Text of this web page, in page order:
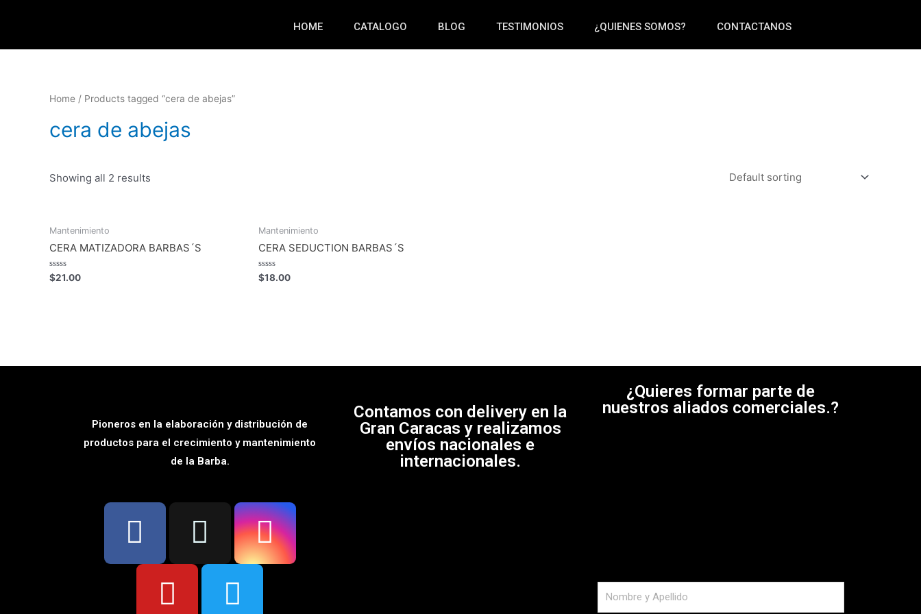
HOME CATALOGO BLOG TESTIMONIOS ¿QUIENES SOMOS? CONTACTANOS
Home / Products tagged “cera de abejas”
cera de abejas
Showing all 2 results
Mantenimiento
CERA MATIZADORA BARBAS´S
Rated
0
$21.00
Mantenimiento
CERA SEDUCTION BARBAS´S
Rated
0
$18.00
Pioneros en la elaboración y distribución de
productos para el crecimiento y mantenimiento
de la Barba.
Contamos con delivery en la
Gran Caracas y realizamos
envíos nacionales e
internacionales.
¿Quieres formar parte de
nuestros aliados comerciales.?